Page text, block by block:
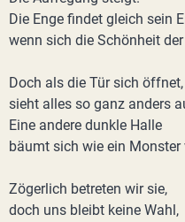
Die Enge findet gleich sein
wenn sich die Schönheit
Doch als die Tür sich öffnet,
sieht alles so ganz anders
Eine andere dunkle Halle
bäumt sich wie ein Monster
Zögerlich betreten wir sie,
doch uns bleibt keine Wahl,